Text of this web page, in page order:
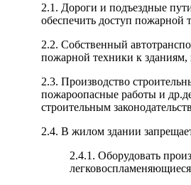
2.1. Дороги и подъездные
обеспечить доступ пожарной
2.2. Собственный
пожарной техники к
2.3. Производство
пожароопасные работы и
строительным
2.4. В жилом здании
2.4.1. Оборудовать